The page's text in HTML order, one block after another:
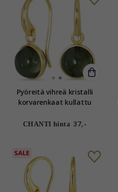
Pyöreitä vihreä kristalli
korvarenkaat kullattu
CHANTI hinta 37,-
SALE